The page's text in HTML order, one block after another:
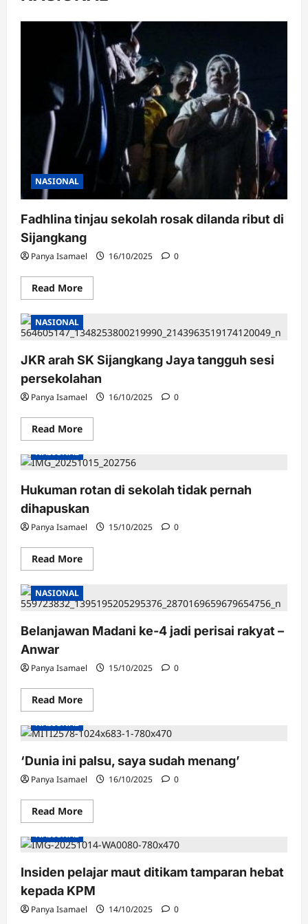
NASIONAL
Fadhlina tinjau sekolah rosak dilanda ribut di
Sijangkang
Panya Isamael 16/10/2025 0
Read MoreRead
more
Fadhlina
sekolah
dilanda
ribut
di
Sijangkang
NASIONAL
JKR arah SK Sijangkang Jaya tangguh sesi
persekolahan
Panya Isamael 16/10/2025 0
Read MoreRead
more
JKR
arah
Sijangkang
Jaya
tangguh
sesi
persekolahan
NASIONAL
Hukuman rotan di sekolah tidak pernah
dihapuskan
Panya Isamael 15/10/2025 0
Read MoreRead
more
Hukuman
di
tidak
pernah
NASIONAL
Belanjawan Madani ke-4 jadi perisai rakyat –
Anwar
Panya Isamael 15/10/2025 0
Read MoreRead
more
Belanjawan
Madani
4
jadi
perisai
rakyat
Anwar
NASIONAL
‘Dunia ini palsu, saya sudah menang’
Panya Isamael 16/10/2025 0
Read MoreRead
more
‘Dunia
ini
saya
sudah
menang’
NASIONAL
Insiden pelajar maut ditikam tamparan hebat
kepada KPM
Panya Isamael 14/10/2025 0